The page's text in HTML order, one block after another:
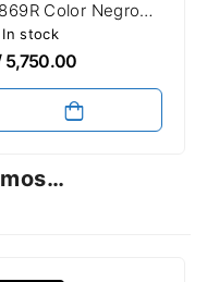
Color Negro
Magenta
In stock
5,750.00